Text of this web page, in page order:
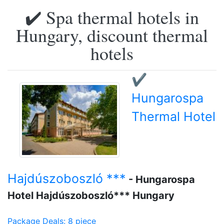
✔️ Spa thermal hotels in
Hungary, discount thermal
hotels
✔️
Hungarospa
Thermal Hotel
Hajdúszoboszló *** - Hungarospa
Hotel Hajdúszoboszló*** Hungary
Package Deals: 8 piece